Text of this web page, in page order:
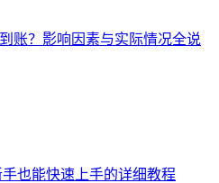
账？影响因素与实际情况全说
也能快速上手的详细教程